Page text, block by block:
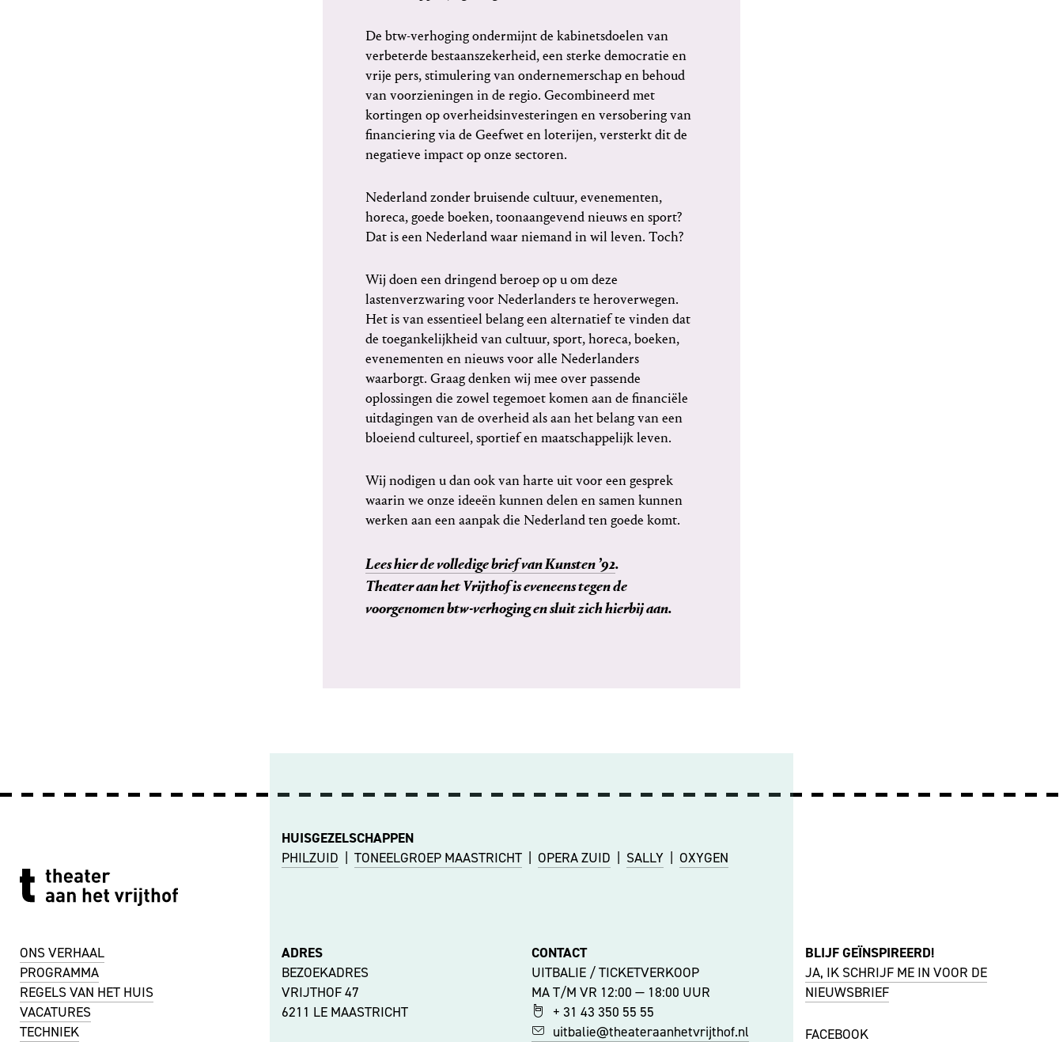
De btw-verhoging ondermijnt de kabinetsdoelen van
verbeterde bestaanszekerheid, een sterke democratie en
vrije pers, stimulering van ondernemerschap en behoud
van voorzieningen in de regio. Gecombineerd met
kortingen op overheidsinvesteringen en versobering van
financiering via de Geefwet en loterijen, versterkt dit de
negatieve impact op onze sectoren.
Nederland zonder bruisende cultuur, evenementen,
horeca, goede boeken, toonaangevend nieuws en sport?
Dat is een Nederland waar niemand in wil leven. Toch?
Wij doen een dringend beroep op u om deze
lastenverzwaring voor Nederlanders te heroverwegen.
Het is van essentieel belang een alternatief te vinden dat
de toegankelijkheid van cultuur, sport, horeca, boeken,
evenementen en nieuws voor alle Nederlanders
waarborgt. Graag denken wij mee over passende
oplossingen die zowel tegemoet komen aan de financiële
uitdagingen van de overheid als aan het belang van een
bloeiend cultureel, sportief en maatschappelijk leven.
Wij nodigen u dan ook van harte uit voor een gesprek
waarin we onze ideeën kunnen delen en samen kunnen
werken aan een aanpak die Nederland ten goede komt.
Lees hier de volledige brief van Kunsten ’92.
Theater aan het Vrijthof is eveneens tegen de
voorgenomen btw-verhoging en sluit zich hierbij aan.
ONS VERHAAL
PROGRAMMA
REGELS VAN HET HUIS
VACATURES
TECHNIEK
HUISGEZELSCHAPPEN
PHILZUID | TONEELGROEP MAASTRICHT | OPERA ZUID | SALLY | OXYGEN
ADRES
BEZOEKADRES
VRIJTHOF 47
6211 LE MAASTRICHT
CONTACT
UITBALIE / TICKETVERKOOP
MA T/M VR 12:00 — 18:00 UUR
+ 31 43 350 55 55
uitbalie@theateraanhetvrijthof.nl
BLIJF GEÏNSPIREERD!
JA, IK SCHRIJF ME IN VOOR DE
NIEUWSBRIEF
FACEBOOK